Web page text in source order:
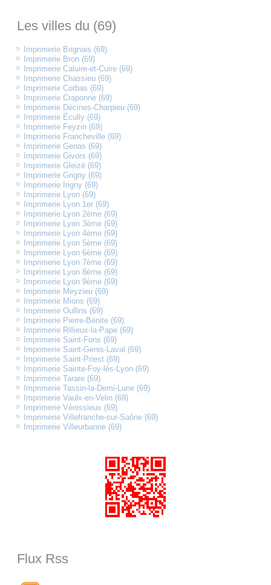
Les villes du (69)
Imprimerie Brignais (69)
Imprimerie Bron (69)
Imprimerie Caluire-et-Cuire (69)
Imprimerie Chassieu (69)
Imprimerie Corbas (69)
Imprimerie Craponne (69)
Imprimerie Décines-Charpieu (69)
Imprimerie Écully (69)
Imprimerie Feyzin (69)
Imprimerie Francheville (69)
Imprimerie Genas (69)
Imprimerie Givors (69)
Imprimerie Gleizé (69)
Imprimerie Grigny (69)
Imprimerie Irigny (69)
Imprimerie Lyon (69)
Imprimerie Lyon 1er (69)
Imprimerie Lyon 2ème (69)
Imprimerie Lyon 3ème (69)
Imprimerie Lyon 4ème (69)
Imprimerie Lyon 5ème (69)
Imprimerie Lyon 6ème (69)
Imprimerie Lyon 7ème (69)
Imprimerie Lyon 8ème (69)
Imprimerie Lyon 9ème (69)
Imprimerie Meyzieu (69)
Imprimerie Mions (69)
Imprimerie Oullins (69)
Imprimerie Pierre-Bénite (69)
Imprimerie Rillieux-la-Pape (69)
Imprimerie Saint-Fons (69)
Imprimerie Saint-Genis-Laval (69)
Imprimerie Saint-Priest (69)
Imprimerie Sainte-Foy-lès-Lyon (69)
Imprimerie Tarare (69)
Imprimerie Tassin-la-Demi-Lune (69)
Imprimerie Vaulx-en-Velin (69)
Imprimerie Vénissieux (69)
Imprimerie Villefranche-sur-Saône (69)
Imprimerie Villeurbanne (69)
Flux Rss